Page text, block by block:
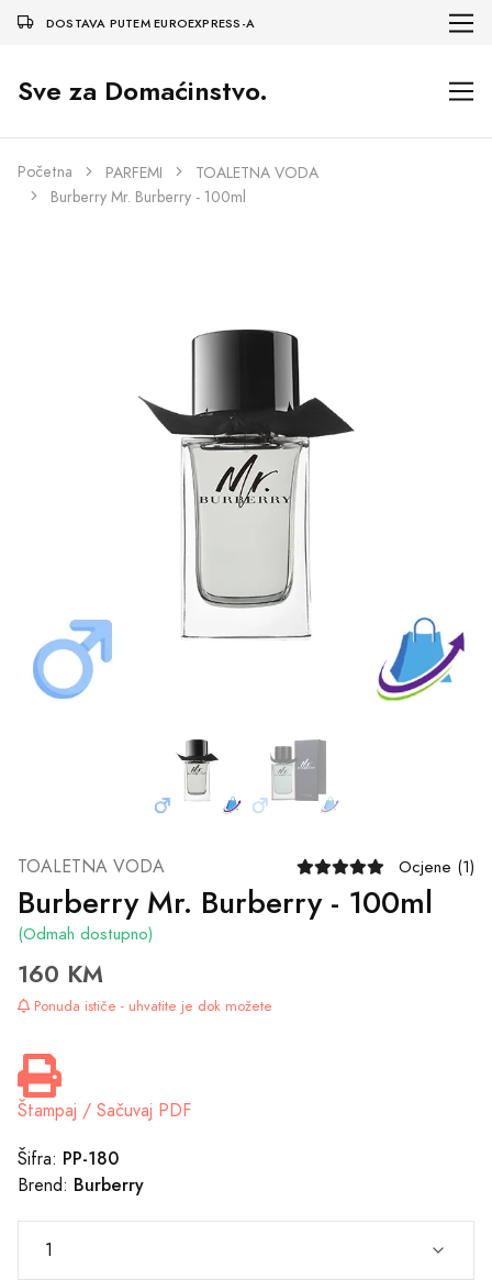
DOSTAVA PUTEM EUROEXPRESS-A
Sve za Domaćinstvo.
Početna PARFEMI
TOALETNA VODA
Burberry Mr. Burberry - 100ml
TOALETNA VODA Ocjene (1)
Burberry Mr. Burberry - 100ml
(Odmah dostupno)
160 KM
Ponuda ističe - uhvatite je dok možete
Štampaj / Sačuvaj PDF
Šifra: PP-180
Brend: Burberry